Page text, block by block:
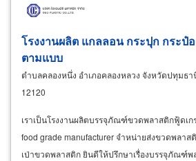
โรงงานผลิต แกลลอน กระปุก กระป๋
ตามแบบ
ตำบลคลองหนึ่ง อำเภอคลองหลวง จังหวัดปทุมธา
12120
เราเป็นโรงงานผลิตบรรจุภัณฑ์ขวดพลาสติกฟู้ดเก
food grade manufacturer จำหน่ายส่งขวดพลาส
เป่าขวดพลาสติก ยินดีให้ปรึกษาเรื่องบรรจุภัณฑ์พ